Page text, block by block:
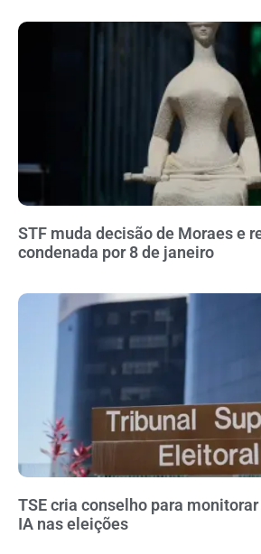
STF muda decisão de Moraes e
condenada por 8 de janeiro
TSE cria conselho para
IA nas eleições